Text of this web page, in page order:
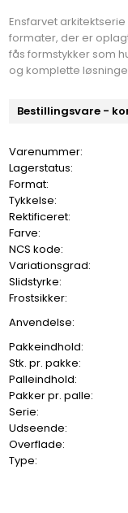
Ensfarvet
formater, der er
fås formstykker som
og komplette
Bestillingsvare -
Varenummer:
Lagerstatus:
Format:
Tykkelse:
Rektificeret:
Farve:
NCS kode:
Variationsgrad:
Slidstyrke:
Frostsikker:
Anvendelse:
Pakkeindhold:
Stk. pr. pakke:
Palleindhold:
Pakker pr. palle:
Serie:
Udseende:
Overflade:
Type: